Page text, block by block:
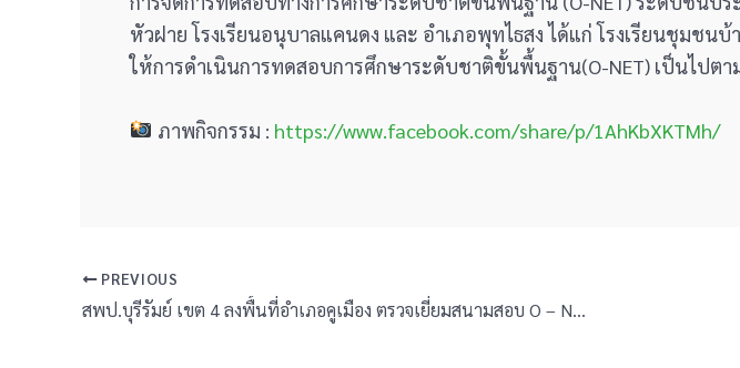
หัวฝาย โรงเรียนอนุบาลแคนดง และ อำเภอพุทไธสง ได้แก่ โรงเรียนชุมชน
ให้การดำเนินการทดสอบการศึกษาระดับชาติขั้นพื้นฐาน(O-NET) เป็นไป
ภาพกิจกรรม : https://www.facebook.com/share/p/1AhKbXKTMh/
PREVIOUS
สพป.บุรีรัมย์ เขต 4 ลงพื้นที่อำเภอคูเมือง ตรวจเยี่ยมสนามสอบ O – NET ระดับชั้นป.6 ปีการศึกษา 2568